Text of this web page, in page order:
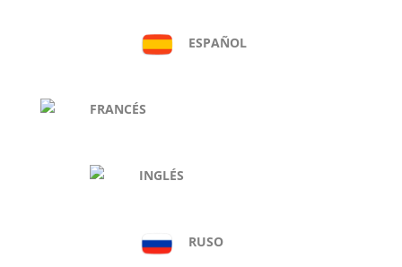
ESPAÑOL
FRANCÉS
INGLÉS
RUSO